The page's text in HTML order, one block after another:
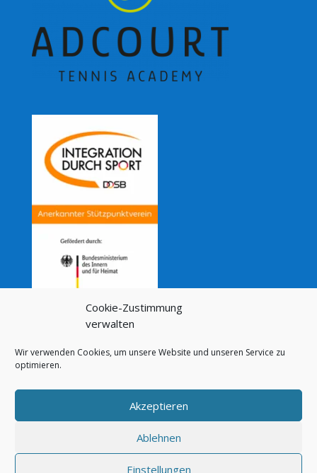
Cookie-Zustimmung
verwalten
Wir verwenden Cookies, um unsere Website und unseren Service zu
optimieren.
Akzeptieren
Ablehnen
Einstellungen
Datenschutz
Impressum
Cookie-Richtlinie (EU)